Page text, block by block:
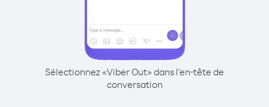
Sélectionnez «Viber Out» dans l'en-tête de
conversation